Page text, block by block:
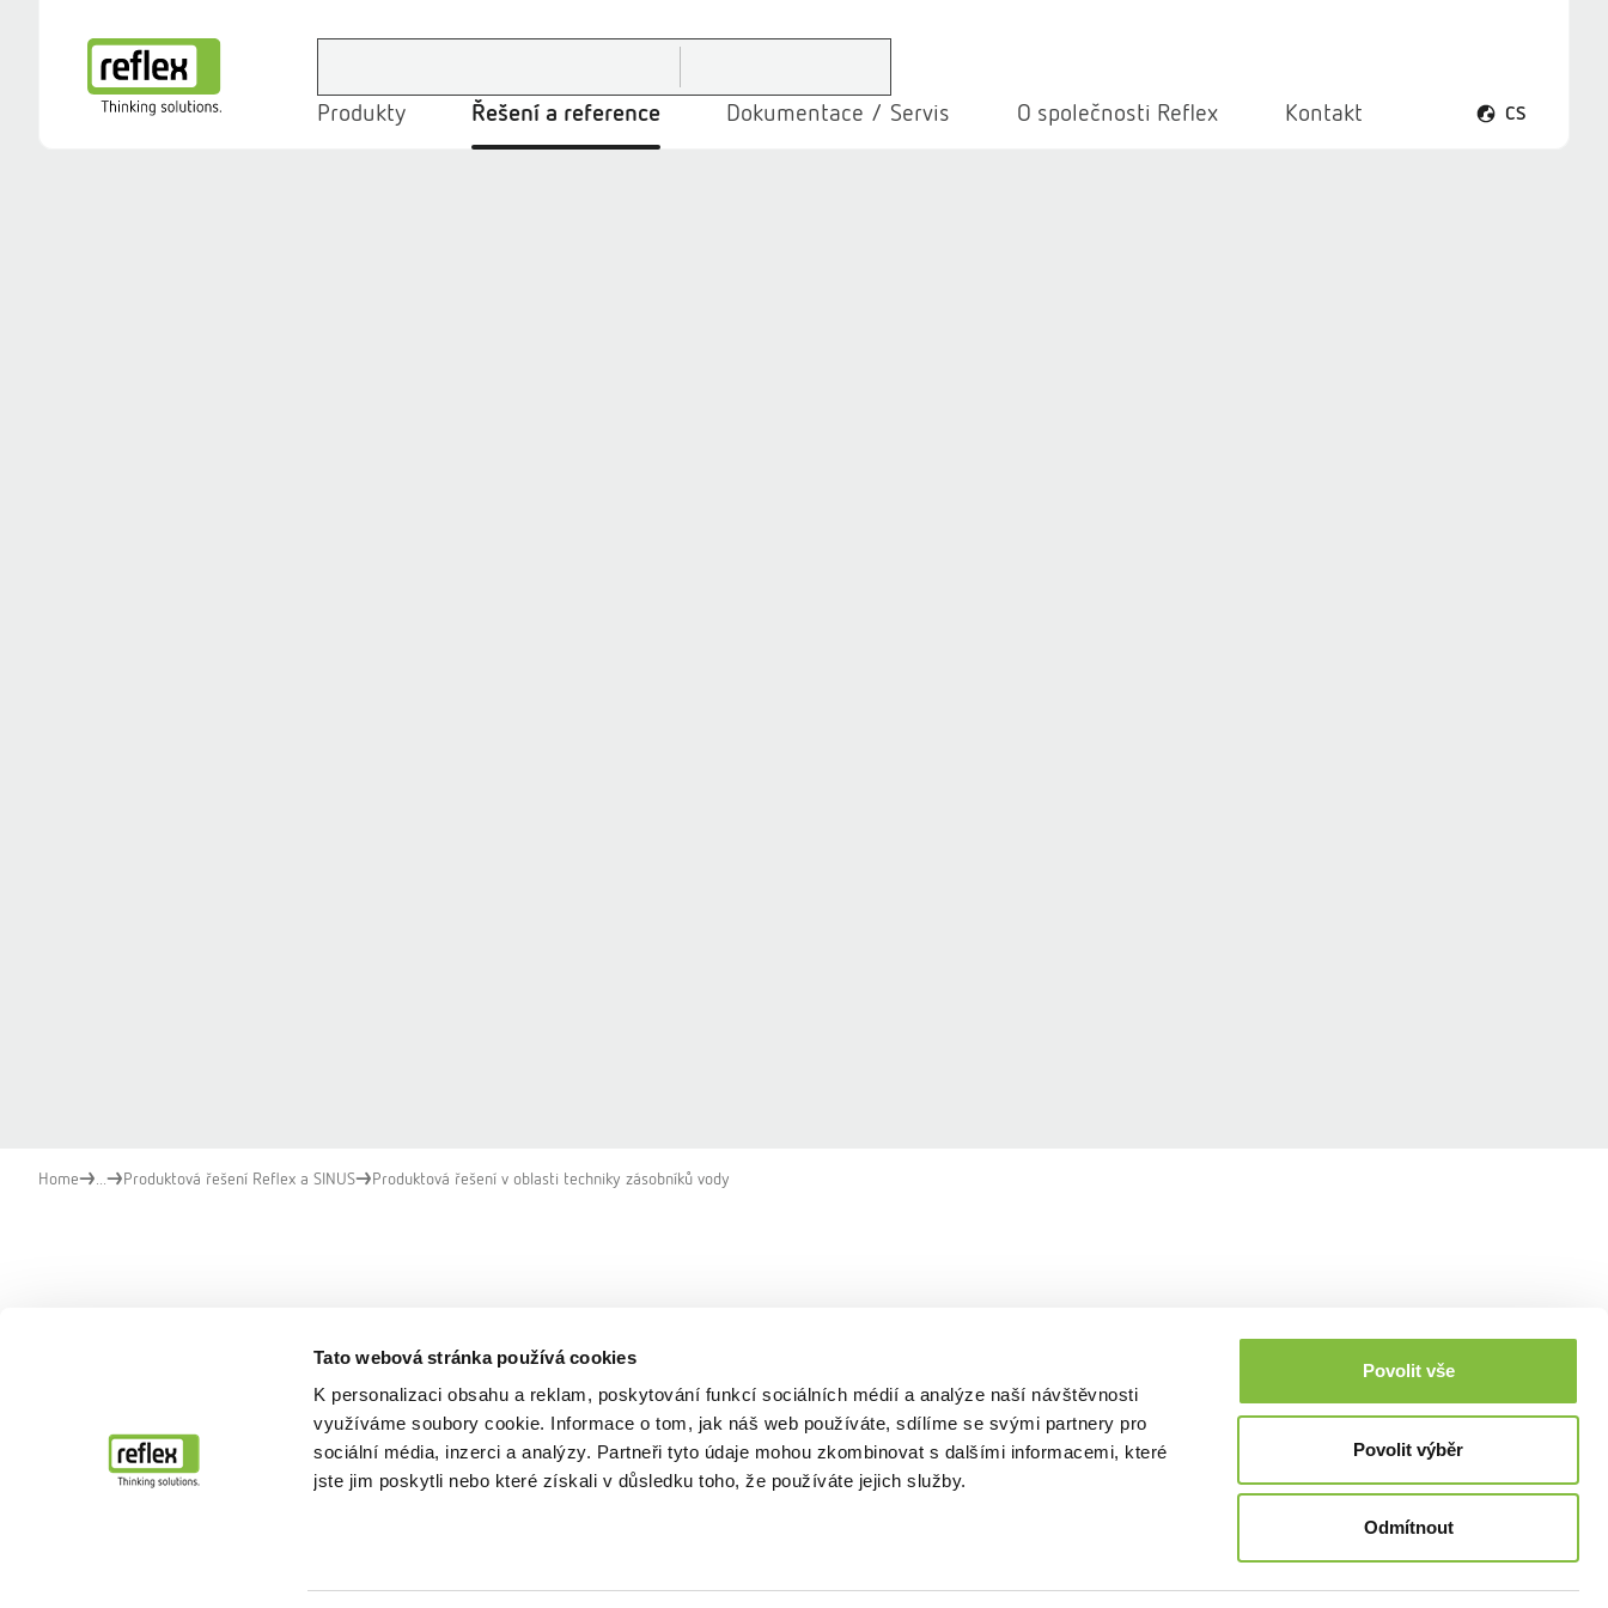
Tato webová stránka používá cookies
K personalizaci obsahu a reklam, poskytování funkcí sociálních médií a analýze naší návštěvnosti
využíváme soubory cookie. Informace o tom, jak náš web používáte, sdílíme se svými partnery pro
sociální média, inzerci a analýzy. Partneři tyto údaje mohou zkombinovat s dalšími informacemi, které
jste jim poskytli nebo které získali v důsledku toho, že používáte jejich služby.
Povolit vše
Povolit výběr
Odmítnout
Produkty Řešení a reference Dokumentace / Servis O společnosti Reflex Kontakt CS
Otevřít menu
Home Produktová řešení Reflex a SINUS Produktová řešení v oblasti techniky zásobníků vody